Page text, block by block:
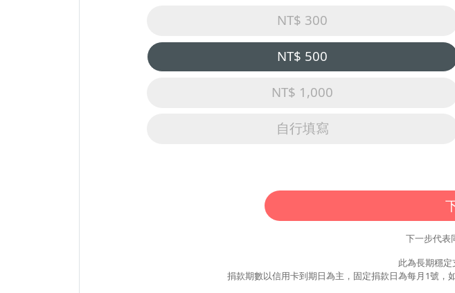
NT$ 300
NT$ 500
NT$ 1,000
自行填寫
下一步代表
此為長期穩定
捐款期數以信用卡到期日為主，固定捐款日為每月1號，